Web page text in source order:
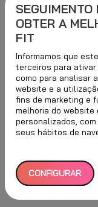
SEGUIMENTO
OBTER A
FIT
Informamos que
terceiros para ativar
como para analisar
website e a
fins de marketing e
melhoria do website
personalizados,
seus hábitos de
CONFIGURAR